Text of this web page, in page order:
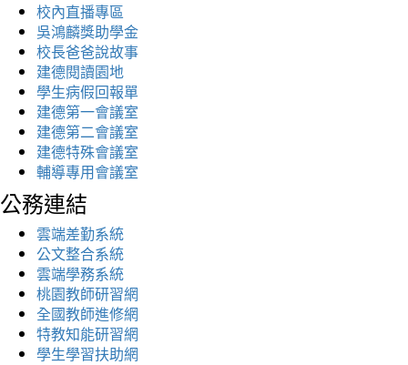
校內直播專區
吳鴻麟獎助學金
校長爸爸說故事
建德閱讀園地
學生病假回報單
建德第一會議室
建德第二會議室
建德特殊會議室
輔導專用會議室
公務連結
雲端差勤系統
公文整合系統
雲端學務系統
桃園教師研習網
全國教師進修網
特教知能研習網
學生學習扶助網